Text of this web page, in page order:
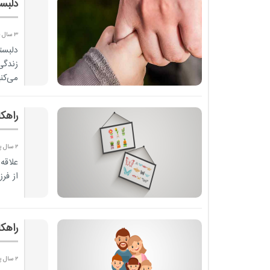
3 سال پیش
2 سال پیش
از
2 سال پیش